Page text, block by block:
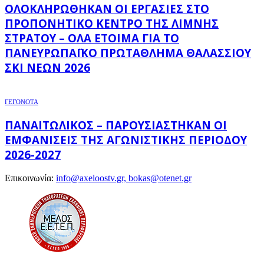
ΟΛΟΚΛΗΡΏΘΗΚΑΝ ΟΙ ΕΡΓΑΣΊΕΣ ΣΤΟ
ΠΡΟΠΟΝΗΤΙΚΌ ΚΈΝΤΡΟ ΤΗΣ ΛΊΜΝΗΣ
ΣΤΡΆΤΟΥ – ΌΛΑ ΈΤΟΙΜΑ ΓΙΑ ΤΟ
ΠΑΝΕΥΡΩΠΑΪΚΌ ΠΡΩΤΆΘΛΗΜΑ ΘΑΛΆΣΣΙΟΥ
ΣΚΙ ΝΈΩΝ 2026
ΓΕΓΟΝΟΤΑ
ΠΑΝΑΙΤΩΛΙΚΌΣ – ΠΑΡΟΥΣΙΆΣΤΗΚΑΝ ΟΙ
ΕΜΦΑΝΊΣΕΙΣ ΤΗΣ ΑΓΩΝΙΣΤΙΚΉΣ ΠΕΡΙΌΔΟΥ
2026-2027
Επικοινωνία: info@axeloostv.gr, bokas@otenet.gr